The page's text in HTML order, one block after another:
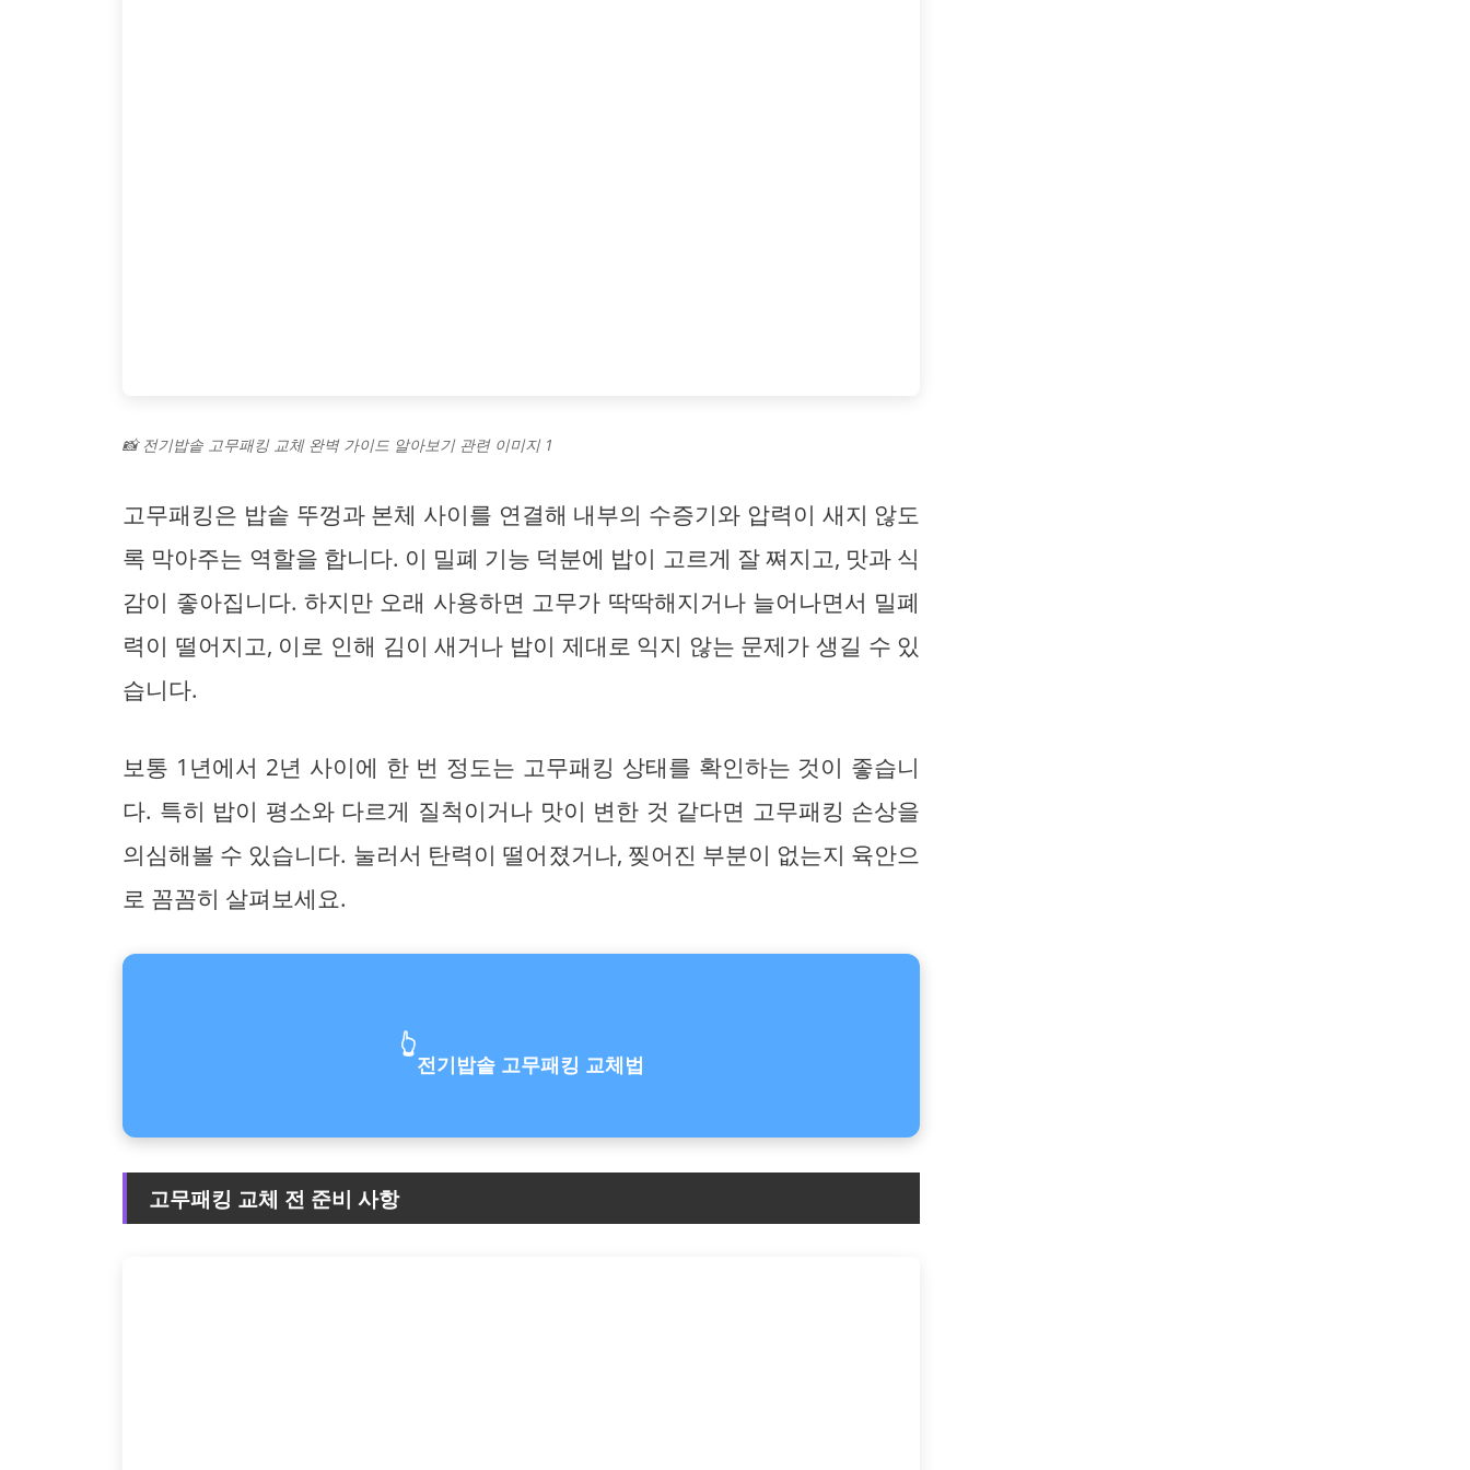
📸 전기밥솥 고무패킹 교체 완벽 가이드 알아보기 관련 이미지 1
고무패킹은 밥솥 뚜껑과 본체 사이를 연결해 내부의 수증기와 압력이 새지 않도
록 막아주는 역할을 합니다. 이 밀폐 기능 덕분에 밥이 고르게 잘 쪄지고, 맛과 식
감이 좋아집니다. 하지만 오래 사용하면 고무가 딱딱해지거나 늘어나면서 밀폐
력이 떨어지고, 이로 인해 김이 새거나 밥이 제대로 익지 않는 문제가 생길 수 있
습니다.
보통 1년에서 2년 사이에 한 번 정도는 고무패킹 상태를 확인하는 것이 좋습니
다. 특히 밥이 평소와 다르게 질척이거나 맛이 변한 것 같다면 고무패킹 손상을
의심해볼 수 있습니다. 눌러서 탄력이 떨어졌거나, 찢어진 부분이 없는지 육안으
로 꼼꼼히 살펴보세요.
👆
전기밥솥 고무패킹 교체법
고무패킹 교체 전 준비 사항